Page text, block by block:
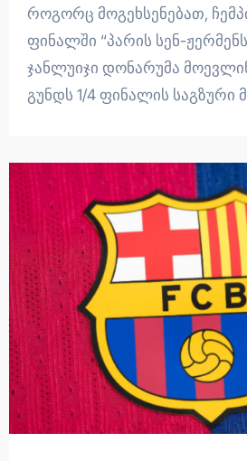
როგორც მოგეხსენებათ, ჩემპიონთა ლიგის 1/8
ფინალში “პარის სენ-
ჯანლუიჯი დონარუმა
გუნდს 1/4 ფინალის საგზური